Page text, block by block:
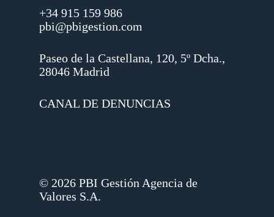
+34 915 159 986
pbi@pbigestion.com
Paseo de la Castellana, 120, 5º Dcha.,
28046 Madrid
CANAL DE DENUNCIAS
© 2026 PBI Gestión Agencia de
Valores S.A.